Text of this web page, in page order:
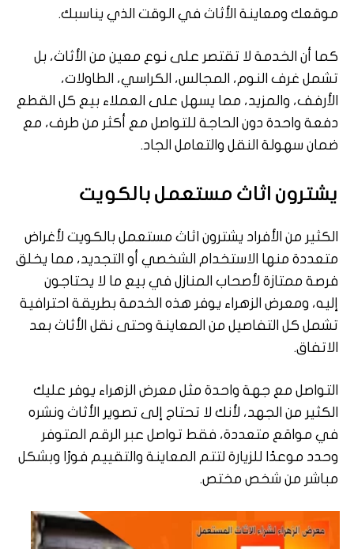
موقعك ومعاينة الأثاث في الوقت الذي يناسبك.
كما أن الخدمة لا تقتصر على نوع معين من الأثاث، بل
تشمل غرف النوم، المجالس، الكراسي، الطاولات،
الأرفف، والمزيد، مما يسهل على العملاء بيع كل القطع
دفعة واحدة دون الحاجة للتواصل مع أكثر من طرف، مع
ضمان سهولة النقل والتعامل الجاد.
يشترون اثاث مستعمل بالكويت
الكثير من الأفراد يشترون اثاث مستعمل بالكويت لأغراض
متعددة منها الاستخدام الشخصي أو التجديد، مما يخلق
فرصة ممتازة لأصحاب المنازل في بيع ما لا يحتاجون
إليه، ومعرض الزهراء يوفر هذه الخدمة بطريقة احترافية
تشمل كل التفاصيل من المعاينة وحتى نقل الأثاث بعد
الاتفاق.
التواصل مع جهة واحدة مثل معرض الزهراء يوفر عليك
الكثير من الجهد، لأنك لا تحتاج إلى تصوير الأثاث ونشره
في مواقع متعددة، فقط تواصل عبر الرقم المتوفر
وحدد موعدًا للزيارة لتتم المعاينة والتقييم فورًا وبشكل
مباشر من شخص مختص.